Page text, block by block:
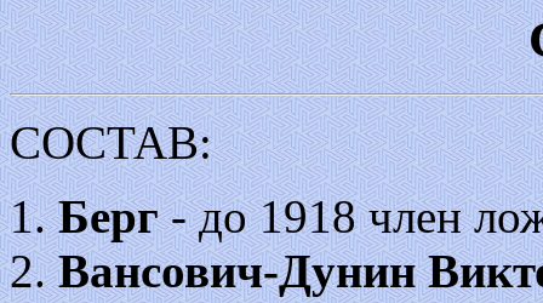
СОСТАВ:
1.Берг- до 1918 член
2.Вансович-Дунин